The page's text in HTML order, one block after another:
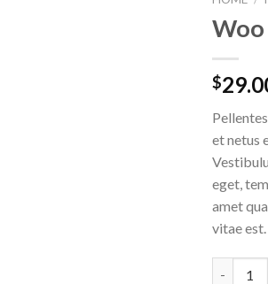
Woo
$
et netus
eget,
amet
vitae